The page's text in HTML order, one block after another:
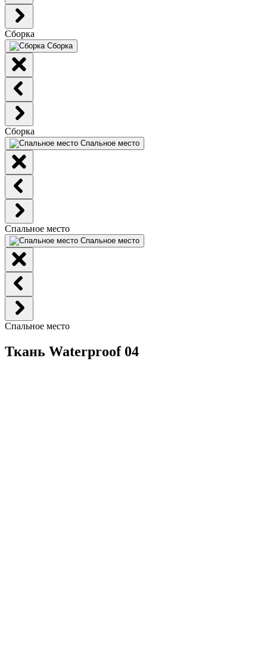
Сборка
Сборка
Сборка
Спальное место
Спальное место
Спальное место
Спальное место
Ткань Waterproof 04